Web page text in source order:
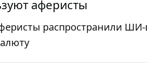
аферисты
распространили